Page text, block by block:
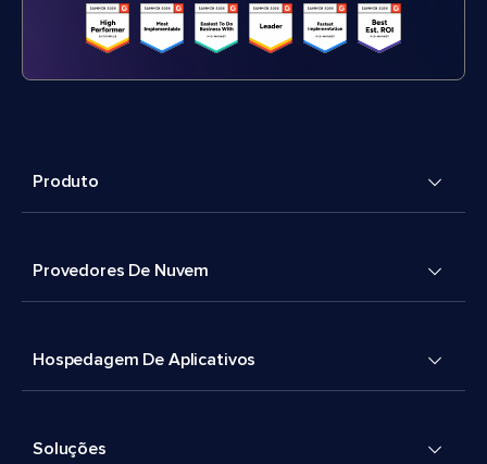
Produto
Provedores De Nuvem
Hospedagem De Aplicativos
Soluções